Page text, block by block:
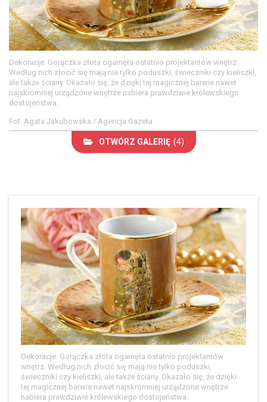
Dekoracje. Gorączka złota ogarnęła ostatnio projektantów wnętrz.
Według nich złocić się mają nie tylko poduszki, świeczniki czy kieliszki,
ale także ściany. Okazało się, że dzięki tej magicznej barwie nawet
najskromniej urządzone wnętrze nabiera prawdziwie królewskiego
dostojeństwa.
Fot. Agata Jakubowska / Agencja Gazeta
OTWÓRZ GALERIĘ (4)
Dekoracje. Gorączka złota ogarnęła ostatnio projektantów
wnętrz. Według nich złocić się mają nie tylko poduszki,
świeczniki czy kieliszki, ale także ściany. Okazało się, że dzięki
tej magicznej barwie nawet najskromniej urządzone wnętrze
nabiera prawdziwie królewskiego dostojeństwa.